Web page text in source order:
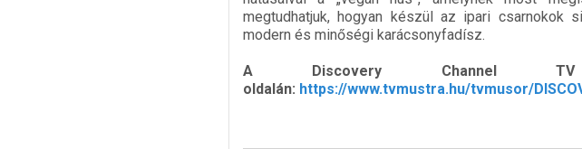
megtudhatjuk, hogyan készül az ipari csarnokok
modern és minőségi karácsonyfadísz.
A Discovery Channel
oldalán: https://www.tvmustra.hu/tvmusor/